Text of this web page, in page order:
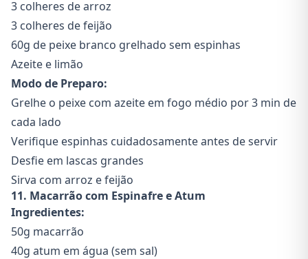
3 colheres de arroz
3 colheres de feijão
60g de peixe branco grelhado sem espinhas
Azeite e limão
Modo de Preparo:
Grelhe o peixe com azeite em fogo médio por 3 min de
cada lado
Verifique espinhas cuidadosamente antes de servir
Desfie em lascas grandes
Sirva com arroz e feijão
11. Macarrão com Espinafre e Atum
Ingredientes:
50g macarrão
40g atum em água (sem sal)